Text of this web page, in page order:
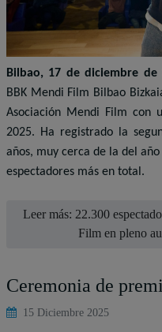
Bilbao, 17 de diciembre de
BBK Mendi Film Bilbao
Asociación Mendi Film con
2025. Ha registrado la
años, muy cerca de la del
espectadores más en total.
Leer más: 22.300
Film en pleno
Ceremonia de
15 Diciembre 2025